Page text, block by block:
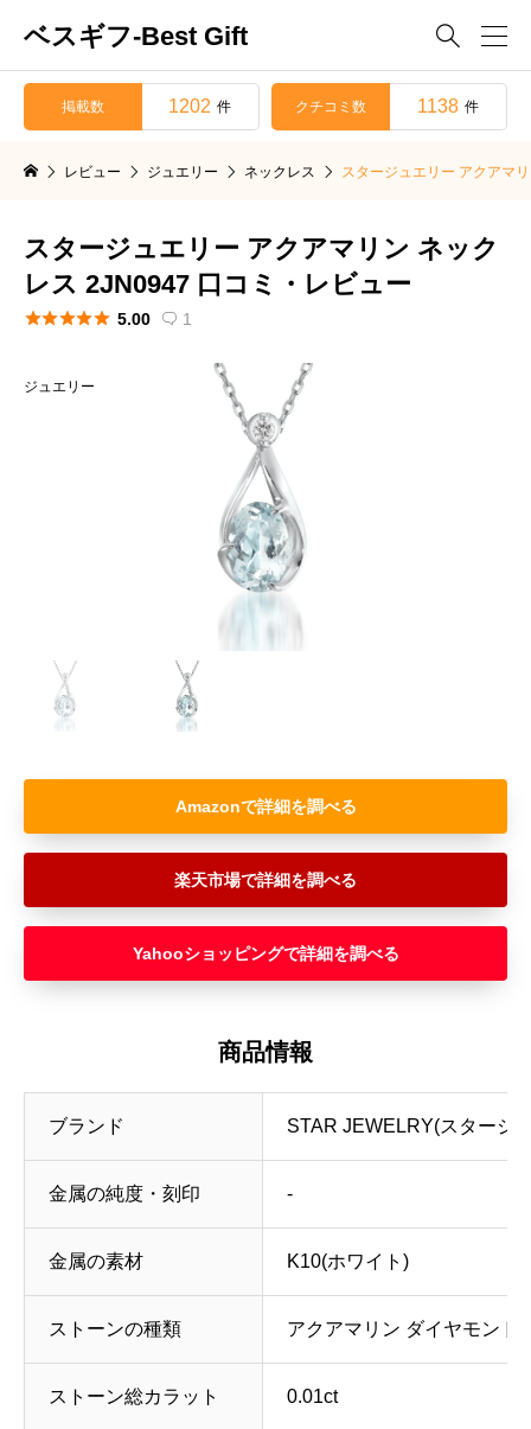
ベスギフ-Best Gift 
掲載数 1202 件 クチコミ数 1138 件
レビュー ジュエリー ネックレス スタージュエリー アクアマ
スタージュエリー アクアマリン ネック
レス 2JN0947 口コミ・レビュー
 5.00  1
ジュエリー
Amazon
楽天市場
Yahooショッピング
商品情報
ブランド STAR JEWELRY(スタージ
金属の純度・刻印 ‐
金属の素材 K10(ホワイト)
ストーンの種類 アクアマリン ダイヤモンド
ストーン総カラット 0.01ct